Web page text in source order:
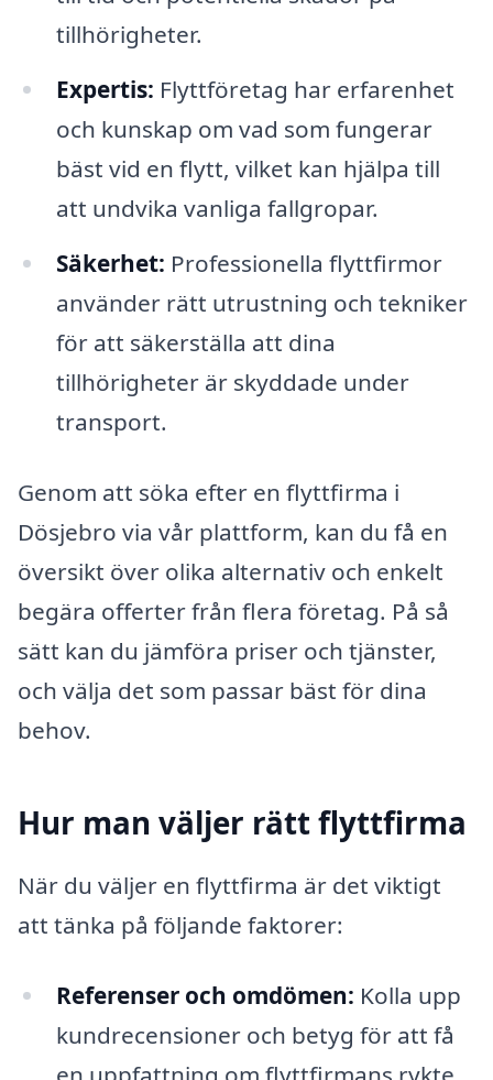
tillhörigheter.
Expertis: Flyttföretag har erfarenhet
och kunskap om vad som fungerar
bäst vid en flytt, vilket kan hjälpa till
att undvika vanliga fallgropar.
Säkerhet: Professionella flyttfirmor
använder rätt utrustning och tekniker
för att säkerställa att dina
tillhörigheter är skyddade under
transport.
Genom att söka efter en flyttfirma i
Dösjebro via vår plattform, kan du få en
översikt över olika alternativ och enkelt
begära offerter från flera företag. På så
sätt kan du jämföra priser och tjänster,
och välja det som passar bäst för dina
behov.
Hur man väljer rätt flyttfirma
När du väljer en flyttfirma är det viktigt
att tänka på följande faktorer:
Referenser och omdömen: Kolla upp
kundrecensioner och betyg för att få